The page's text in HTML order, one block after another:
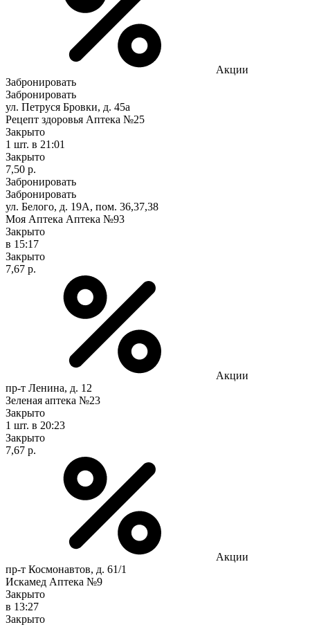
Акции
Забронировать
Забронировать
ул. Петруся Бровки, д. 45а
Рецепт здоровья Аптека №25
Закрыто
1 шт. в 21:01
Закрыто
7,50 р.
Забронировать
Забронировать
ул. Белого, д. 19А, пом. 36,37,38
Моя Аптека Аптека №93
Закрыто
в 15:17
Закрыто
7,67 р.
Акции
пр-т Ленина, д. 12
Зеленая аптека №23
Закрыто
1 шт. в 20:23
Закрыто
7,67 р.
Акции
пр-т Космонавтов, д. 61/1
Искамед Аптека №9
Закрыто
в 13:27
Закрыто